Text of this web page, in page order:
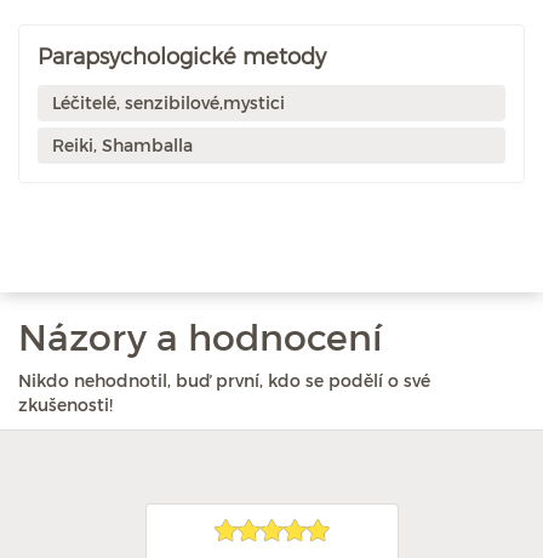
Parapsychologické metody
Léčitelé, senzibilové,mystici
Reiki, Shamballa
Názory a hodnocení
Nikdo nehodnotil, buď první, kdo se podělí o své
zkušenosti!